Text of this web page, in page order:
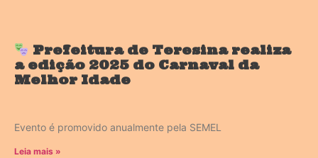
Prefeitura de Teresina realiza
a edição 2025 do Carnaval da
Melhor Idade
Evento é promovido anualmente pela SEMEL
Leia mais »